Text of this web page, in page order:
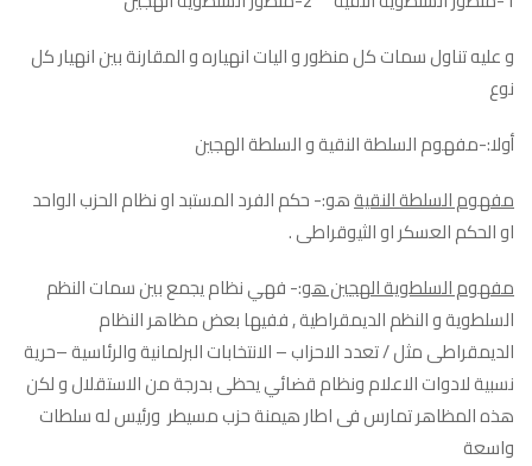
و عليه تناول سمات كل منظور و اليات انهياره و المقارنة بين انهيار كل
نوع
أولا:-مفهوم السلطة النقية و السلطة الهجين
مفهوم السلطة النقيةهو:- حكم الفرد المستبد او نظام الحزب الواحد
او الحكم العسكر او الثيوقراطى .
مفهوم السلطوية الهجين هو:- فهي نظام يجمع بين سمات النظم
السلطوية و النظم الديمقراطية , ففيها بعض مظاهر النظام
الديمقراطى مثل / تعدد الاحزاب – الانتخابات البرلمانية والرئاسية –حرية
نسبية لادوات الاعلام ونظام قضائي يحظى بدرجة من الاستقلال و لكن
هذه المظاهر تمارس فى اطار هيمنة حزب مسيطر ورئيس له سلطات
واسعة